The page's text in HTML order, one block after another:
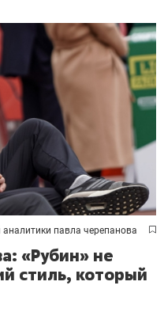
павла черепанова
«Рубин» не
стиль, который